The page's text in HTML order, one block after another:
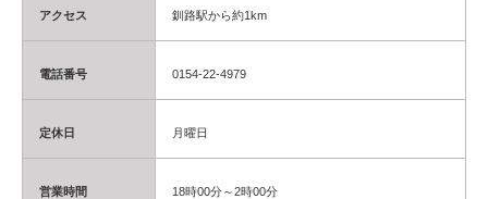
アクセス 釧路駅から約1km
電話番号 0154-22-4979
定休日 月曜日
営業時間 18時00分～2時00分